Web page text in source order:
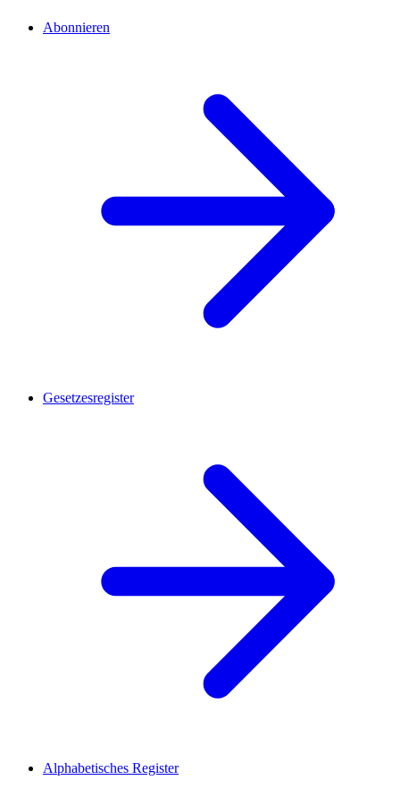
Abonnieren
Gesetzesregister
Alphabetisches Register